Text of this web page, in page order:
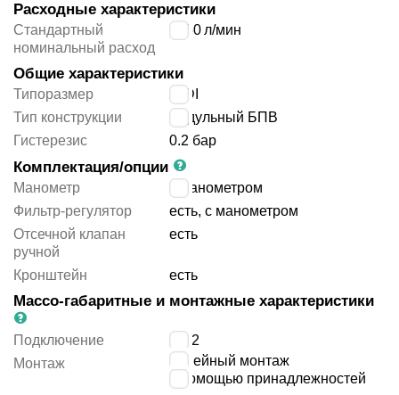
Расходные характеристики
Стандартный
номинальный расход
3150 л/мин
Общие характеристики
Типоразмер
MIDI
Тип конструкции
модульный БПВ
Гистерезис
0.2 бар
Комплектация/опции
Манометр
с манометром
Фильтр-регулятор
есть, с манометром
Отсечной клапан
ручной
есть
Кронштейн есть
Массо-габаритные и монтажные характеристики
Подключение
G1/2
Монтаж
линейный монтаж
с помощью принадлежностей